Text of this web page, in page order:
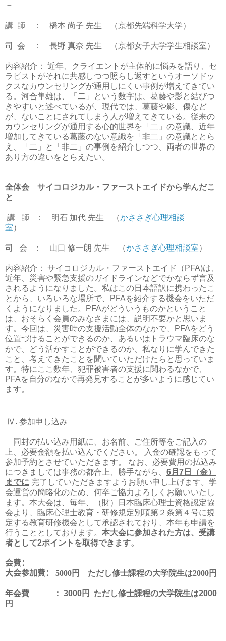
－
講 師 ： 橋本 尚子 先生 （京都先端科学大学）
司 会 ： 長野 真奈 先生 （京都女子大学学生相談室）
内容紹介： 近年、クライエントが主体的に悩みを語り、セ
ラピストがそれに共感しつつ照らし返すというオーソドッ
クスなカウンセリングが通用しにくい事例が増えてきてい
る。河合隼雄は、「二」という数字は、葛藤や影と結びつ
きやすいと述べているが、現代では、葛藤や影、傷など
が、ないことにされてしまう人が増えてきている。従来の
カウンセリングが通用する心的世界を「二」の意識、近年
増加してきている葛藤のない意識を「非二」の意識ととら
え、「二」と「非二」の事例を紹介しつつ、両者の世界の
あり方の違いをとらえたい。
全体会 サイコロジカル・ファーストエイドから学んだこ
と
講 師 ： 明石 加代 先生 （かささぎ心理相談
室）
司 会 ： 山口 修一朗 先生 （かささぎ心理相談室）
内容紹介： サイコロジカル・ファーストエイド（ PFA)は、
近年、災害や緊急支援のガイドラインなどでかならず言及
されるようになりました。私はこの日本語訳に携わったこ
とから、いろいろな場所で、
PFAを紹介する機会をいただ
くようになりました。
PFAがどういうものかということ
は、おそらく会員のみなさまには、説明不要かと思いま
す。今回は、災害時の支援活動全体のなかで、
PFAをどう
位置づけることができるのか、あるいはトラウマ臨床のな
かで、どう活かすことができるのか、私なりに学んできた
こと、考えてきたことを聞いていただけたらと思っていま
す。特にここ数年、犯罪被害者の支援に関わるなかで、
PFAを自分のなかで再発見することが多いように感じてい
ます。
Ⅳ. 参加申し込み
同封の払い込み用紙に、お名前、ご住所等をご記入の
上、必要金額を払い込んでください。 入金の確認をもって
参加予約とさせていただきます。 なお、必要費用の払込み
につきましては事務の都合上、勝手ながら、 6月 7 日（金）
までに 完了していただきますようお願い申し上げます。学
会運営の簡略化のため、何卒ご協力よろしくお願いいたし
ます。本大会は、毎年、（財）日本臨床心理士資格認定協
会より、臨床心理士教育・研修規定別項第２条第４号に規
定する教育研修機会として承認されており、本年も申請を
行うこととしております。 本大会に参加された方は、受講
者として2ポイントを取得できます。
会費：
大会参加費：
5000円 ただし修士課程の大学院生は2000円
年会費 ： 3000円 ただし修士課程の大学院生は2000
円